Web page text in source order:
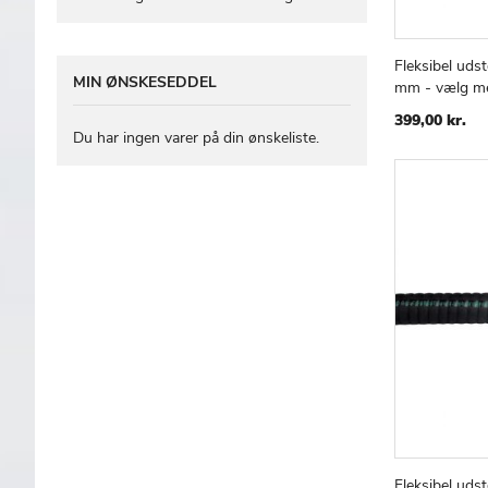
Læg i
Fleksibel
mm - vælg
399,00 kr.
MIN ØNSKESEDDEL
Du har ingen varer på din ønskeliste.